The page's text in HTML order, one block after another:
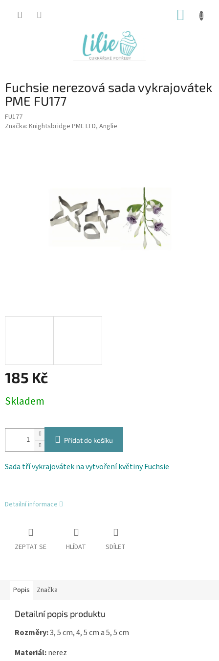
Fuchsie nerezová sada vykrajovátek
PME FU177
FU177
Značka: Knightsbridge PME LTD, Anglie
185 Kč
cena:
Skladem
Přidat do košíku
Sada tří vykrajovátek na vytvoření květiny Fuchsie
Detailní informace
ZEPTAT SE HLÍDAT SDÍLET
Popis Značka
Detailní popis produktu
Rozměry:3, 5 cm, 4, 5 cm a 5, 5 cm
Materiál:nerez